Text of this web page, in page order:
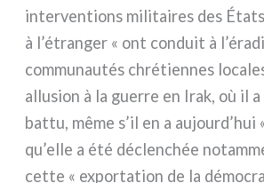
inter­ven­tions mili­tai­res des
à l’étranger « ont con­duit à
com­mu­nau­tés chré­tien­nes
allu­sion à la guer­re en Irak, où il
bat­tu, même s’il en a aujourd’hui
qu’elle a été déclen­chée
cet­te « expor­ta­tion de la